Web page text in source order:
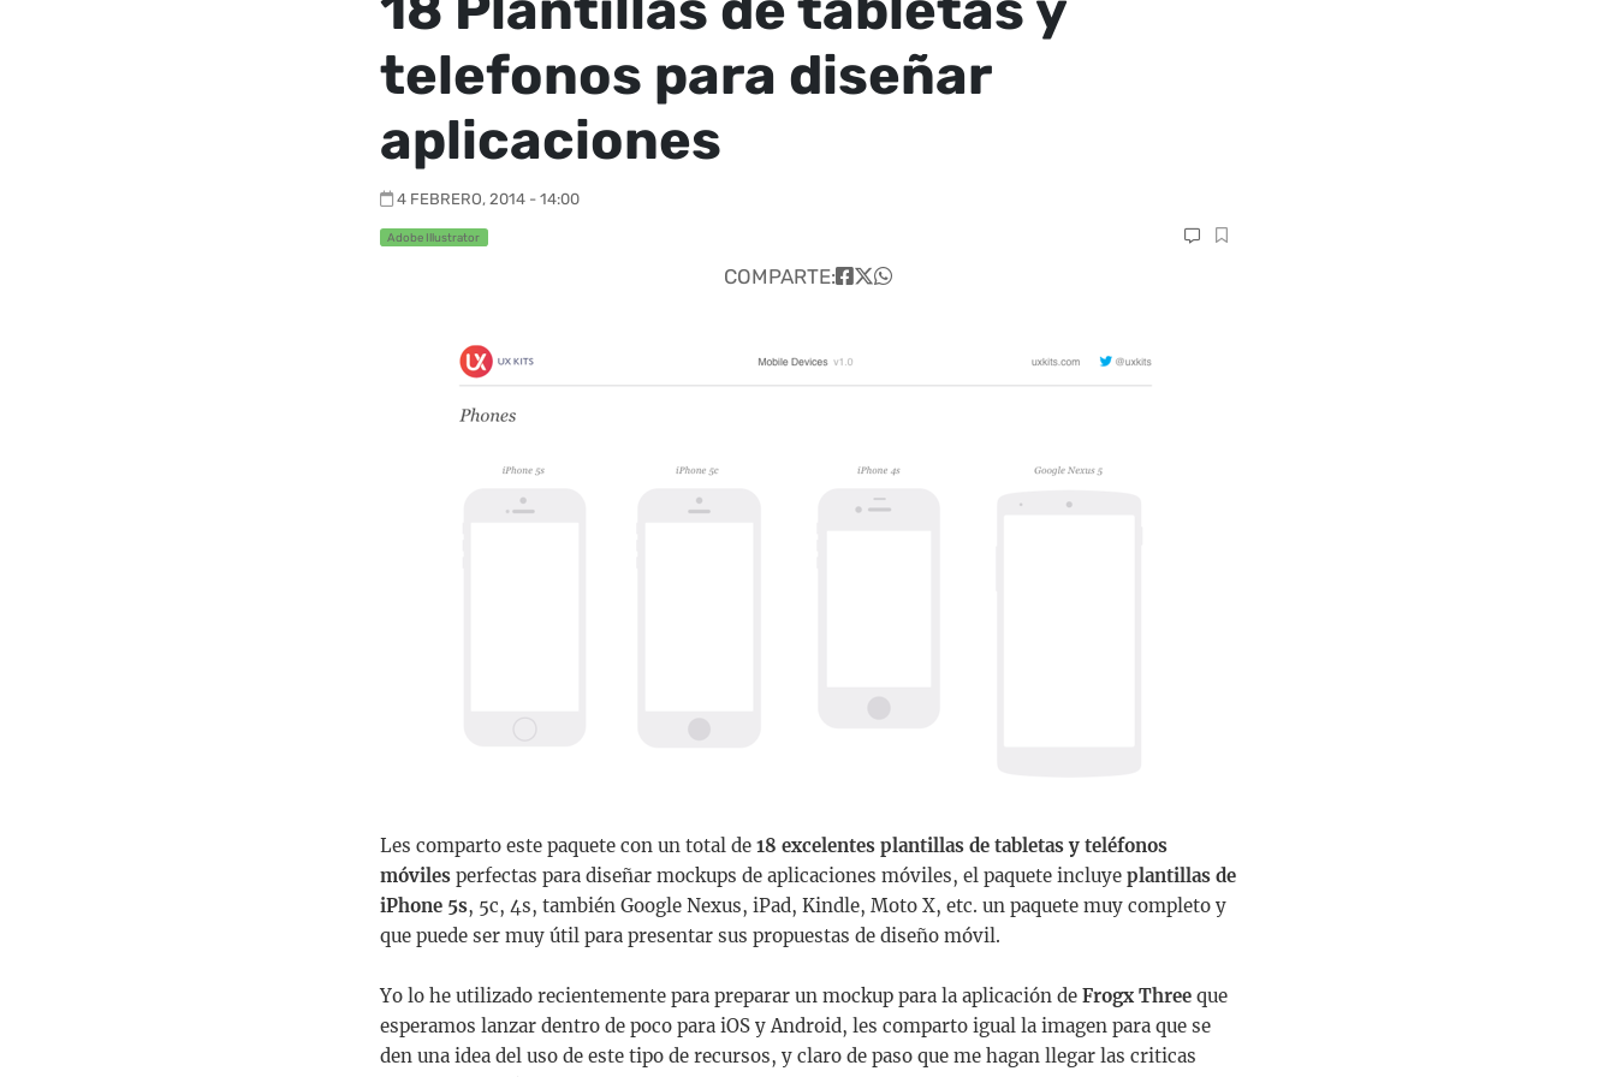
telefonos para diseñar
aplicaciones
4 FEBRERO, 2014 - 14:00
Adobe Illustrator
COMPARTE:
Les comparto este paquete con un total de 18 excelentes plantillas de tabletas y teléfonos
móviles perfectas para diseñar mockups de aplicaciones móviles, el paquete incluye plantillas de
iPhone 5s, 5c, 4s, también Google Nexus, iPad, Kindle, Moto X, etc. un paquete muy completo y
que puede ser muy útil para presentar sus propuestas de diseño móvil.
Yo lo he utilizado recientemente para preparar un mockup para la aplicación de Frogx Three que
esperamos lanzar dentro de poco para iOS y Android, les comparto igual la imagen para que se
den una idea del uso de este tipo de recursos, y claro de paso que me hagan llegar las criticas